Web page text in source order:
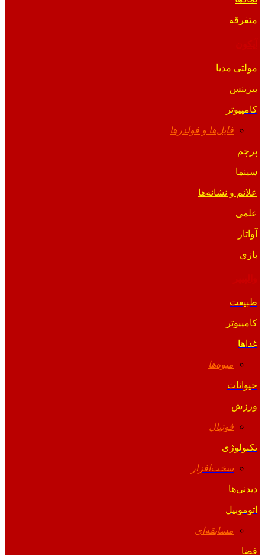
متفرقه
مولتی مدیا
بیزینس
کامپیوتر
فایل‌ها و فولدرها
پرچم
سینما
علائم و نشانه‌ها
علمی
آواتار
بازی
طبیعت
کامپیوتر
غذاها
میوه‌ها
حیوانات
ورزش
فوتبال
تکنولوژی
سخت‌افزار
دیدنی‌ها
اتوموبیل
مسابقه‌ای
فضا